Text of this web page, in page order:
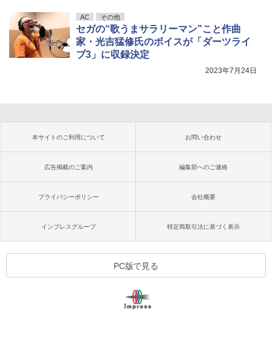
AC その他
セガの“歌うまサラリーマン”こと作曲
家・光吉猛修氏のボイスが「ダーツライ
ブ3」に収録決定
2023年7月24日
本サイトのご利用について お問い合わせ
広告掲載のご案内 編集部へのご連絡
プライバシーポリシー 会社概要
インプレスグループ 特定商取引法に基づく表示
PC版で見る